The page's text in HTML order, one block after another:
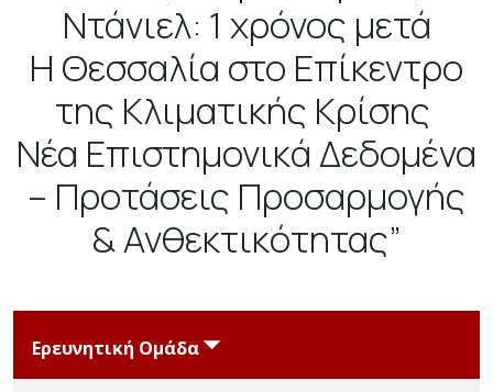
Ντάνιελ: 1 χρόνος μετά
Η Θεσσαλία στο Επίκεντρο
της Κλιματικής Κρίσης
Νέα Επιστημονικά Δεδομένα
– Προτάσεις Προσαρμογής
& Ανθεκτικότητας”
Ερευνητική Ομάδα⏷